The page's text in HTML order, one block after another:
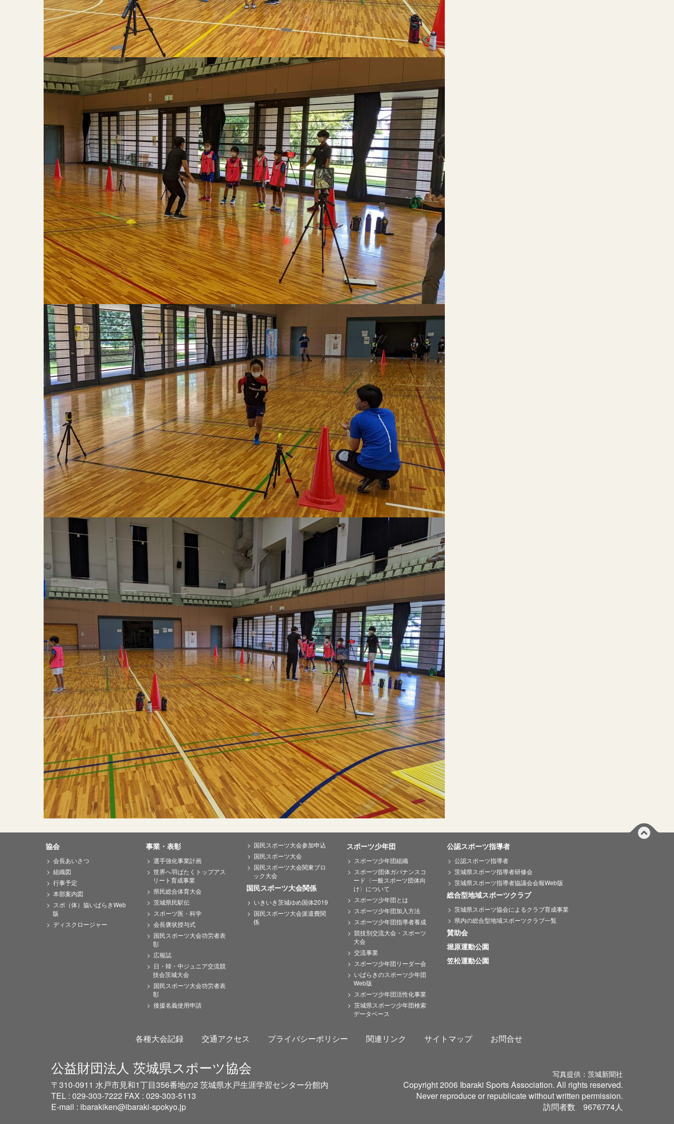
協会
会長あいさつ
組織図
行事予定
本部案内図
スポ（体）協いばらきWeb
版
ディスクロージャー
事業・表彰
選手強化事業計画
世界へ羽ばたくトップアス
リート育成事業
県民総合体育大会
茨城県民駅伝
スポーツ医・科学
会長褒状授与式
国民スポーツ大会功労者表
彰
広報誌
日・韓・中ジュニア交流競
技会茨城大会
国民スポーツ大会功労者表
彰
後援名義使用申請
国民スポーツ大会参加申込
国民スポーツ大会
国民スポーツ大会関東ブロ
ック大会
国民スポーツ大会関係
いきいき茨城ゆめ国体2019
国民スポーツ大会派遣費関
係
スポーツ少年団
スポーツ少年団組織
スポーツ団体ガバナンスコ
ード〈一般スポーツ団体向
け〉について
スポーツ少年団とは
スポーツ少年団加入方法
スポーツ少年団指導者養成
競技別交流大会・スポーツ
大会
交流事業
スポーツ少年団リーダー会
いばらきのスポーツ少年団
Web版
スポーツ少年団活性化事業
茨城県スポーツ少年団検索
データベース
公認スポーツ指導者
公認スポーツ指導者
茨城県スポーツ指導者研修会
茨城県スポーツ指導者協議会会報Web版
総合型地域スポーツクラブ
茨城県スポーツ協会によるクラブ育成事業
県内の総合型地域スポーツクラブ一覧
賛助会
堀原運動公園
笠松運動公園
各種大会記録 交通アクセス プライバシーポリシー 関連リンク サイトマップ お問合せ
公益財団法人 茨城県スポーツ協会
〒310-0911 水戸市見和1丁目356番地の2 茨城県水戸生涯学習センター分館内
TEL : 029-303-7222 FAX : 029-303-5113
E-mail : ibarakiken@ibaraki-spokyo.jp
写真提供：茨城新聞社
Copyright 2006 Ibaraki Sports Association. All rights reserved.
Never reproduce or republicate without written permission.
訪問者数 9676774人